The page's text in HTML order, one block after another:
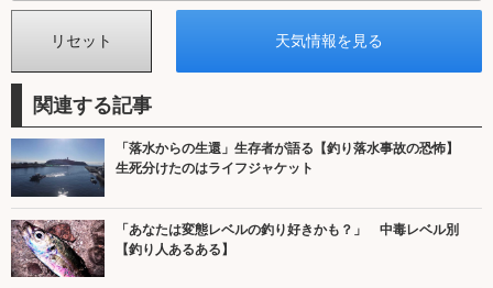
関連する記事
「落水からの生還」生存者が語る【釣り落水事故の恐怖】
生死分けたのはライフジャケット
「あなたは変態レベルの釣り好きかも？」 中毒レベル別
【釣り人あるある】